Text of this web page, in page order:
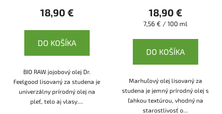
18,90 €
DO KOŠÍKA
BIO RAW jojobový olej Dr.
Feelgood lisovaný za studena je
univerzálny prírodný olej na
pleť, telo aj vlasy....
18,90 €
Jednotková
7,56 € / 100 ml
DO KOŠÍKA
Marhuľový olej lisovaný za
studena je jemný prírodný olej s
ľahkou textúrou, vhodný na
starostlivosť o...